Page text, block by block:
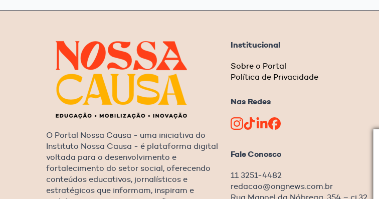
O Portal Nossa Causa - uma iniciativa do
Instituto Nossa Causa - é plataforma digital
voltada para o desenvolvimento e
fortalecimento do setor social, oferecendo
conteúdos educativos, jornalísticos e
estratégicos que informam, inspiram e
Institucional
Sobre o Portal
Política de Privacidade
Nas Redes
Fale Conosco
11 3251-4482
redacao@ongnews.com.br
Rua Manoel da Nóbrega, 354 – cj.32